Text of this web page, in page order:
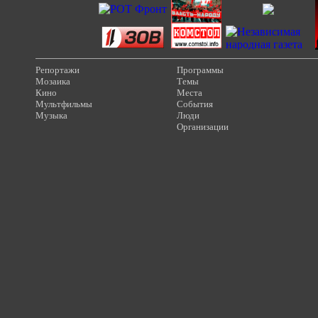
Репортажи
Мозаика
Кино
Мультфильмы
Музыка
Программы
Темы
Места
События
Люди
Организации